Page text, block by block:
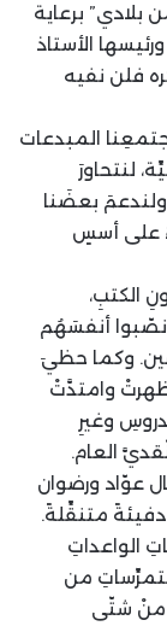
بلادي” برعاية
الأستاذ
فلن نفيه
المبدعات
لنتحاورَ
ولندعمَ بعضَنا
على أسسٍ
الكتبِ،
أنفسَهُم
وكما حظيَ
وامتدَّتْ
وغيرِ
العام.
عوّاد ورضوان
متنقِّلةً.
الواعداتِ
من
منْ شتّى